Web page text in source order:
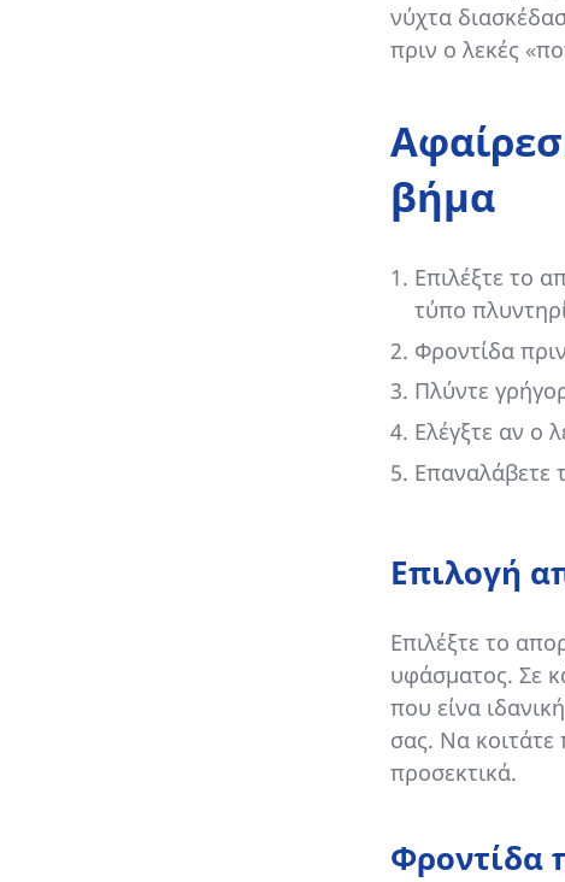
νύχτα
πριν ο λεκές
βήμα
Επιλέξτε το
τύπο
Φροντίδα
Πλύντε
Ελέγξτε αν ο
Επαναλάβετε
Επιλογή
Επιλέξτε το
υφάσματος. Σε
που είνα
σας. Να κοιτάτε
προσεκτικά.
Φροντίδα